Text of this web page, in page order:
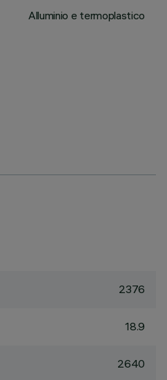
Alluminio e termoplastico
2376
18.9
2640